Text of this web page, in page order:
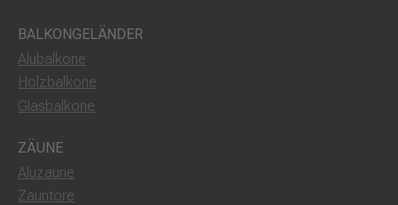
BALKONGELÄNDER
Alubalkone
Holzbalkone
Glasbalkone
ZÄUNE
Aluzäune
Zauntore